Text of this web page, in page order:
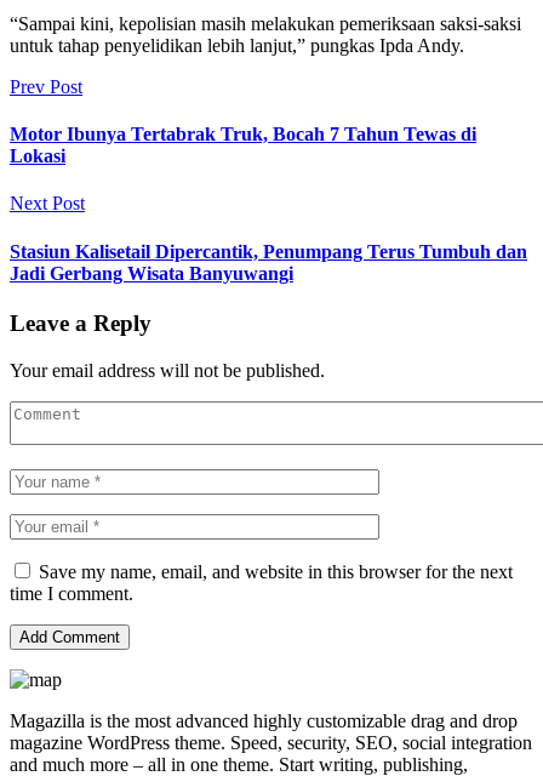
“Sampai kini, kepolisian masih melakukan pemeriksaan saksi-saksi
untuk tahap penyelidikan lebih lanjut,” pungkas Ipda Andy.
Prev Post
Motor Ibunya Tertabrak Truk, Bocah 7 Tahun Tewas di
Lokasi
Next Post
Stasiun Kalisetail Dipercantik, Penumpang Terus Tumbuh dan
Jadi Gerbang Wisata Banyuwangi
Leave a Reply
Your email address will not be published.
Save my name, email, and website in this browser for the next
time I comment.
Magazilla is the most advanced highly customizable drag and drop
magazine WordPress theme. Speed, security, SEO, social integration
and much more – all in one theme. Start writing, publishing,